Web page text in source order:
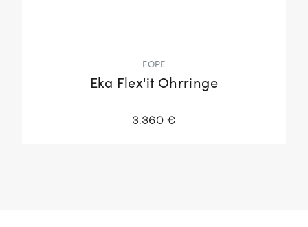
FOPE
Eka Flex'it Ohrringe
3.360 €